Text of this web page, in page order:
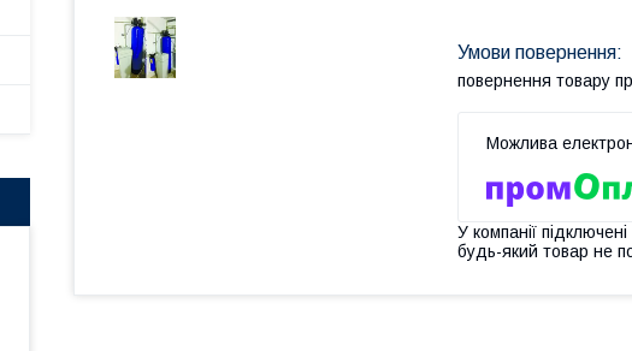
повернення товару
У компанії
будь-який товар не